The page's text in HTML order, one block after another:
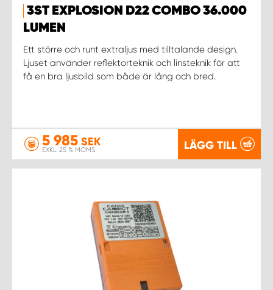
3ST EXPLOSION D22 COMBO 36.000
LUMEN
Ett större och runt extraljus med tilltalande design.
Ljuset använder reflektorteknik och linsteknik för att
få en bra ljusbild som både är lång och bred.
5 985 SEK
EXKL. 25 % MOMS LÄGG TILL